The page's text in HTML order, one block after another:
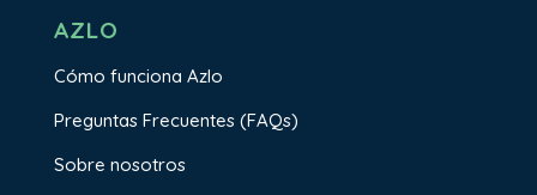
AZLO
Cómo funciona Azlo
Preguntas Frecuentes (FAQs)
Sobre nosotros